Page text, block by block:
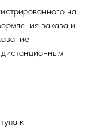
на
заказа и
к